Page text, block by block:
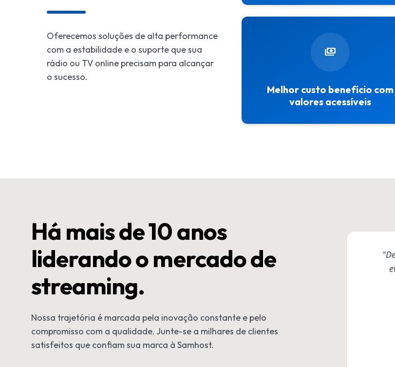
Oferecemos soluções de alta performance
com a estabilidade e o suporte que sua
rádio ou TV online precisam para alcançar
o sucesso.
payments
Melhor custo benefício com
valores acessíveis
Há mais de 10 anos
liderando o mercado de
streaming.
Nossa trajetória é marcada pela inovação constante e pelo
compromisso com a qualidade. Junte-se a milhares de clientes
satisfeitos que confiam sua marca à Samhost.